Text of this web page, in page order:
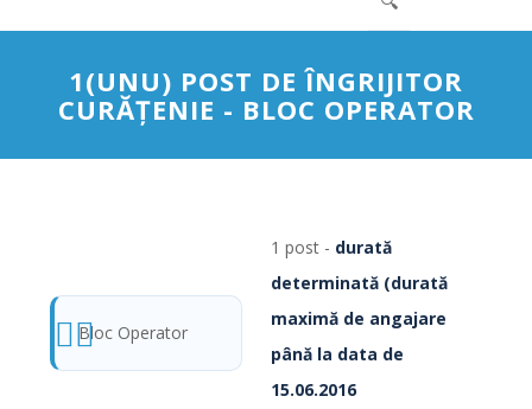
1(UNU) POST DE ÎNGRIJITOR
CURĂŢENIE - BLOC OPERATOR
Bloc Operator
1 post - durată
determinată (durată
maximă de angajare
până la data de
15.06.2016